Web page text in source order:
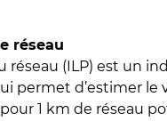
réseau
réseau (ILP) est un
permet d’estimer le
1 km de réseau